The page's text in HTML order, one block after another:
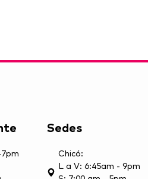
Sedes
Chicó:
L a V: 6:45am - 9pm